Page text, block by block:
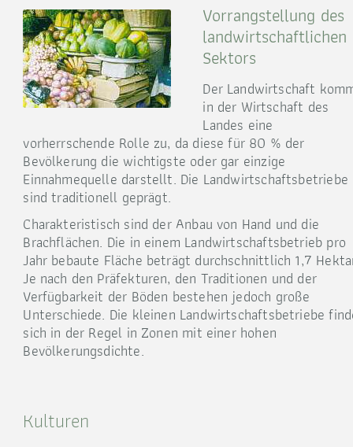
Vorrangstellung des
landwirtschaftlichen
Sektors
Der Landwirtschaft
in der Wirtschaft des
Landes eine
vorherrschende Rolle zu, da diese für 80 % der
Bevölkerung die wichtigste oder gar einzige
Einnahmequelle darstellt. Die Landwirtschaftsbetriebe
sind traditionell geprägt.
Charakteristisch sind der Anbau von Hand und die
Brachflächen. Die in einem Landwirtschaftsbetrieb pro
Jahr bebaute Fläche beträgt durchschnittlich 1,7
Je nach den Präfekturen, den Traditionen und der
Verfügbarkeit der Böden bestehen jedoch große
Unterschiede. Die kleinen Landwirtschaftsbetriebe
sich in der Regel in Zonen mit einer hohen
Bevölkerungsdichte.
Kulturen